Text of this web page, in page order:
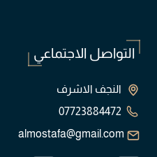
التواصل الاجتماعي
النجف الاشرف
07723884472
almostafa@gmail.com